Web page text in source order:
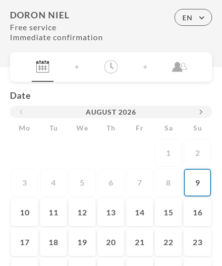
DORON NIEL
Free service
Immediate confirmation
EN
Date
AUGUST 2026
Mo
Tu We Th Fr Sa Su
1 2
3 4 5 6 7 8 9
10 11 12 13 14 15 16
17 18 19 20 21 22 23